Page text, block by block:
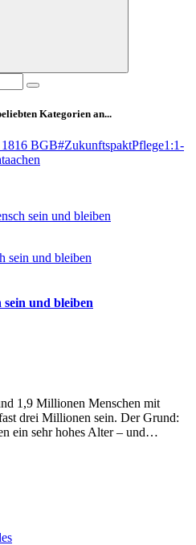
Kategorien an...
1816 BGB#ZukunftspaktPflege1:1-
aachen
sein und bleiben
und bleiben
1,9 Millionen Menschen mit
drei Millionen sein. Der Grund:
ein sehr hohes Alter – und…